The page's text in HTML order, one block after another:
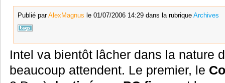
Publié parAlexMagnus le 01/07/2006 14:29 dans la rubrique Archives
Intel va bientôt lâcher dans la nature
beaucoup attendent. Le premier, le